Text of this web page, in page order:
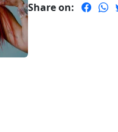
Share on: